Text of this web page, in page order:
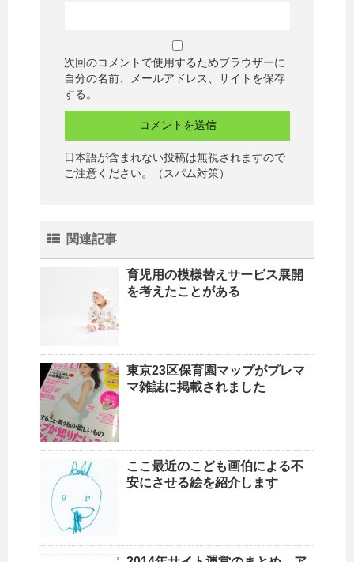
次回のコメントで使用するためブラウザーに
自分の名前、メールアドレス、サイトを保存
する。
日本語が含まれない投稿は無視されますので
ご注意ください。（スパム対策）
関連記事
育児用の模様替えサービス展開
を考えたことがある
東京23区保育園マップがプレマ
マ雑誌に掲載されました
ここ最近のこども画伯による不
安にさせる絵を紹介します